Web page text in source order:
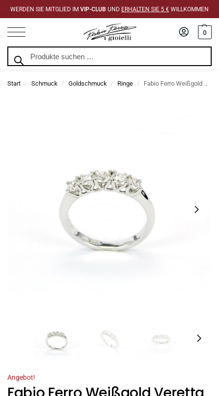
WERDEN SIE MITGLIED IM VIP-CLUB UND ERHALTEN SIE 5 € WILLKOMMEN
0
Start / Schmuck / Goldschmuck / Ringe / Fabio Ferro Weißgold Veretta Ring mit Diamanten im Brillantschliff 0,82 Karat
Angebot!